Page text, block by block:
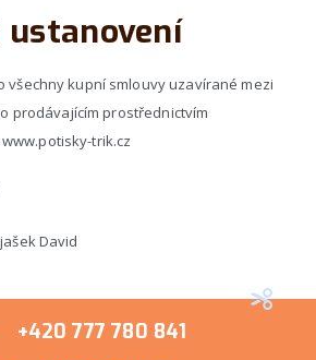
ustanovení
všechny kupní smlouvy uzavírané mezi
prodávajícím prostřednictvím
trik.cz
David
+420 777 780 841